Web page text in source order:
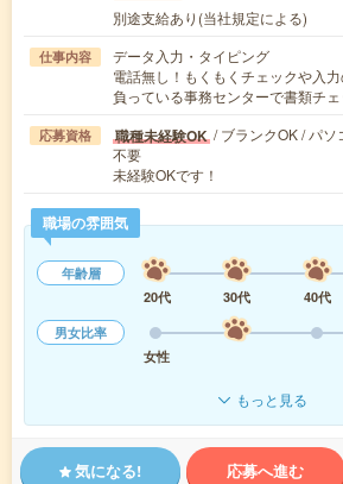
別途支給あり(当社規定による)
仕事内容
データ入力・タイピング
電話無し！もくもくチェックや入
負っている事務センターで書類チ
応募資格 職種未経験OK / ブランクOK / パ
不要
未経験OKです！
職場の雰囲気
年齢層
20代
30代 40代
男女比率
女性
もっと見る
気になる! 応募へ進む